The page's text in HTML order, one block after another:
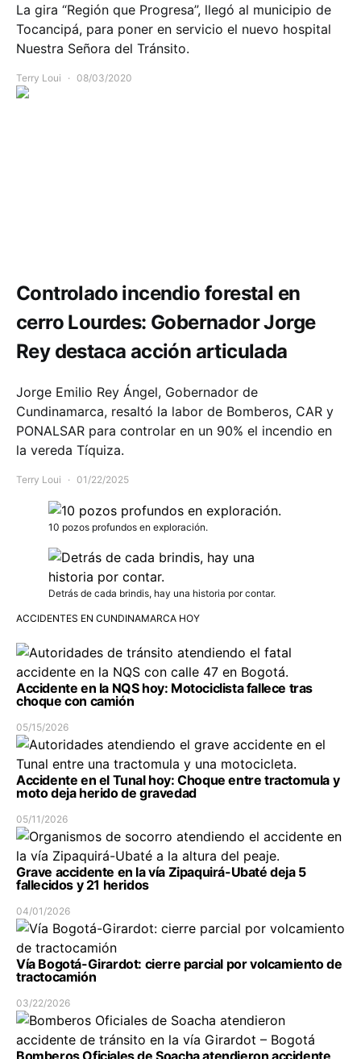
La gira “Región que Progresa”, llegó al municipio de
Tocancipá, para poner en servicio el nuevo hospital
Nuestra Señora del Tránsito.
Terry Loui 08/03/2020
Controlado incendio forestal en
cerro Lourdes: Gobernador Jorge
Rey destaca acción articulada
Jorge Emilio Rey Ángel, Gobernador de
Cundinamarca, resaltó la labor de Bomberos, CAR y
PONALSAR para controlar en un 90% el incendio en
la vereda Tíquiza.
Terry Loui 01/22/2025
10 pozos profundos en exploración.
Detrás de cada brindis, hay una historia por contar.
ACCIDENTES EN CUNDINAMARCA HOY
Accidente en la NQS hoy: Motociclista fallece tras
choque con camión
05/15/2026
Accidente en el Tunal hoy: Choque entre tractomula y
moto deja herido de gravedad
05/11/2026
Grave accidente en la vía Zipaquirá-Ubaté deja 5
fallecidos y 21 heridos
04/01/2026
Vía Bogotá-Girardot: cierre parcial por volcamiento de
tractocamión
03/22/2026